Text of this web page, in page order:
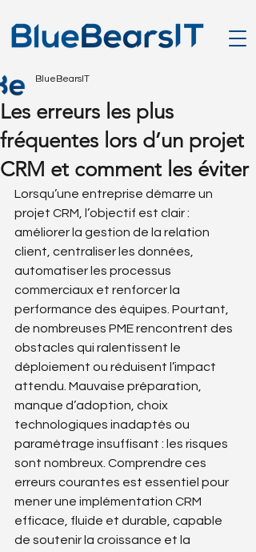
Les erreurs les plus
fréquentes lors d’un projet
CRM et comment les éviter
BlueBearsIT
Lorsqu’une entreprise démarre un
projet CRM, l’objectif est clair :
améliorer la gestion de la relation
client, centraliser les données,
automatiser les processus
commerciaux et renforcer la
performance des équipes. Pourtant,
de nombreuses PME rencontrent des
obstacles qui ralentissent le
déploiement ou réduisent l’impact
attendu. Mauvaise préparation,
manque d’adoption, choix
technologiques inadaptés ou
paramétrage insuffisant : les risques
sont nombreux. Comprendre ces
erreurs courantes est essentiel pour
mener une implémentation CRM
efficace, fluide et durable, capable
de soutenir la croissance et la